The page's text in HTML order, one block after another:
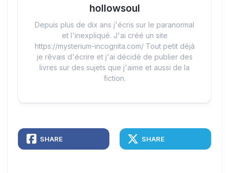
hollowsoul
Depuis plus de dix ans j'écris sur le paranormal
et l'inexpliqué. J'ai créé un site
https://mysterium-incognita.com/ Tout petit déjà
je rêvais d'écrire et j'ai décidé de publier des
livres sur des sujets que j'aime et aussi de la
fiction.
SHARE SHARE